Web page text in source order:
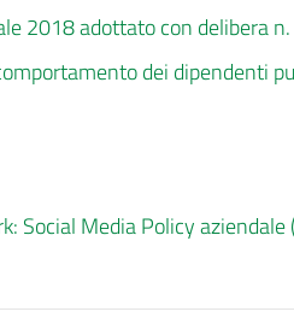
2018 adottato con delibera
dei dipendenti
Social Media Policy